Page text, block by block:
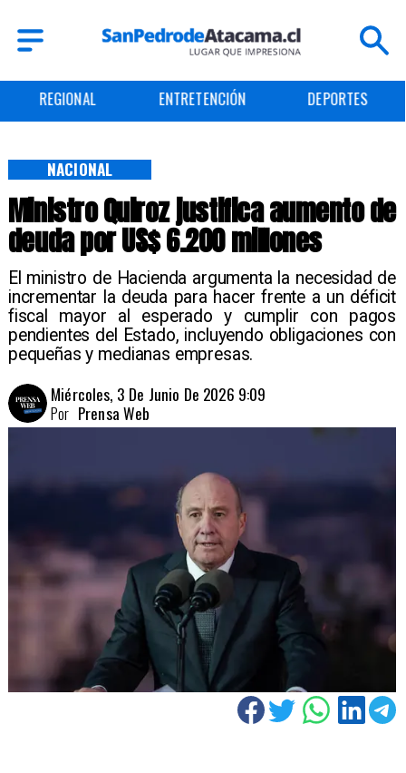
REGIONAL ENTRETENCIÓN DEPORTES
Ministro Quiroz justifica aumento de
deuda por US$ 6.200 millones
El ministro de Hacienda argumenta la necesidad de
incrementar la deuda para hacer frente a un déficit
fiscal mayor al esperado y cumplir con pagos
pendientes del Estado, incluyendo obligaciones con
pequeñas y medianas empresas.
NACIONAL
Miércoles, 3 De Junio De 2026 9:09
Prensa Web
Por